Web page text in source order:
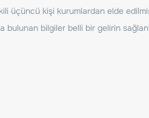
üçüncü kişi kurumlardan elde
bulunan bilgiler belli bir gelirin